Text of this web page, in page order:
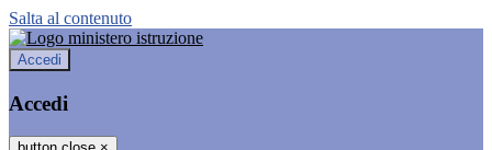
Salta al contenuto
Accedi
Accedi